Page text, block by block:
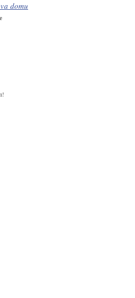
domu